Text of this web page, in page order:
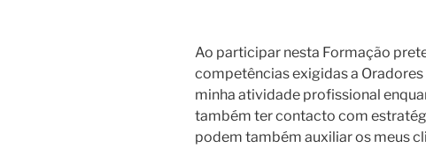
Ao participar nesta Formação
competências exigidas a
minha atividade profissional
também ter contacto com
podem também auxiliar os meus